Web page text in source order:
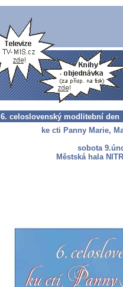
6. celoslovenský modlitební den
ke cti Panny Marie,
sobota
Městská hala